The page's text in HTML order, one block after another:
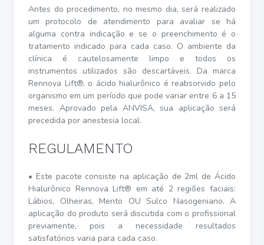
Antes do procedimento, no mesmo dia, será realizado
um protocolo de atendimento para avaliar se há
alguma contra indicação e se o preenchimento é o
tratamento indicado para cada caso. O ambiente da
clínica é cautelosamente limpo e todos os
instrumentos utilizados são descartáveis. Da marca
Rennova Lift®, o ácido hialurônico é reabsorvido pelo
organismo em um período que pode variar entre 6 a 15
meses. Aprovado pela ANVISA, sua aplicação será
precedida por anestesia local.
REGULAMENTO
• Este pacote consiste na aplicação de 2ml de Ácido
Hialurônico Rennova Lift® em até 2 regiões faciais:
Lábios, Olheiras, Mento OU Sulco Nasogeniano. A
aplicação do produto será discutida com o profissional
previamente, pois a necessidade resultados
satisfatórios varia para cada caso.